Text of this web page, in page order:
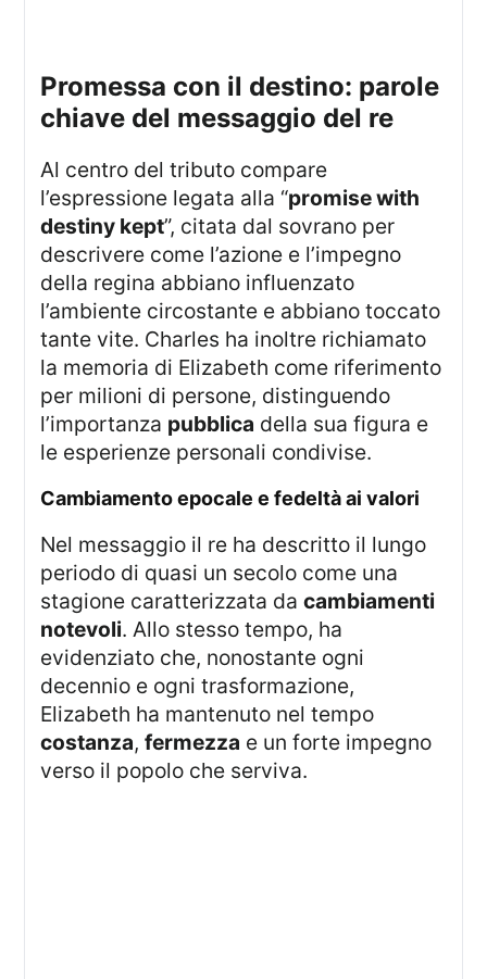
promessa con il destino: parole
chiave del messaggio del re
Al centro del tributo compare
l’espressione legata alla “promise with
destiny kept”, citata dal sovrano per
descrivere come l’azione e l’impegno
della regina abbiano influenzato
l’ambiente circostante e abbiano toccato
tante vite. Charles ha inoltre richiamato
la memoria di Elizabeth come riferimento
per milioni di persone, distinguendo
l’importanza pubblica della sua figura e
le esperienze personali condivise.
cambiamento epocale e fedeltà ai valori
Nel messaggio il re ha descritto il lungo
periodo di quasi un secolo come una
stagione caratterizzata dacambiamenti
notevoli. Allo stesso tempo, ha
evidenziato che, nonostante ogni
decennio e ogni trasformazione,
Elizabeth ha mantenuto nel tempo
costanza,fermezza e un forte impegno
verso il popolo che serviva.